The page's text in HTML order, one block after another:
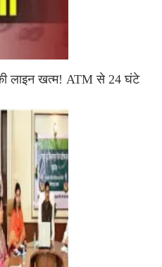
लाइन खत्म! ATM से 24 घंटे